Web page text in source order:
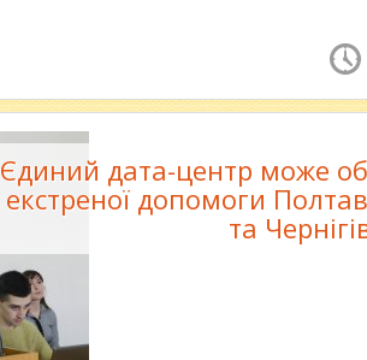
Єдиний дата-центр може
екстреної допомоги
та